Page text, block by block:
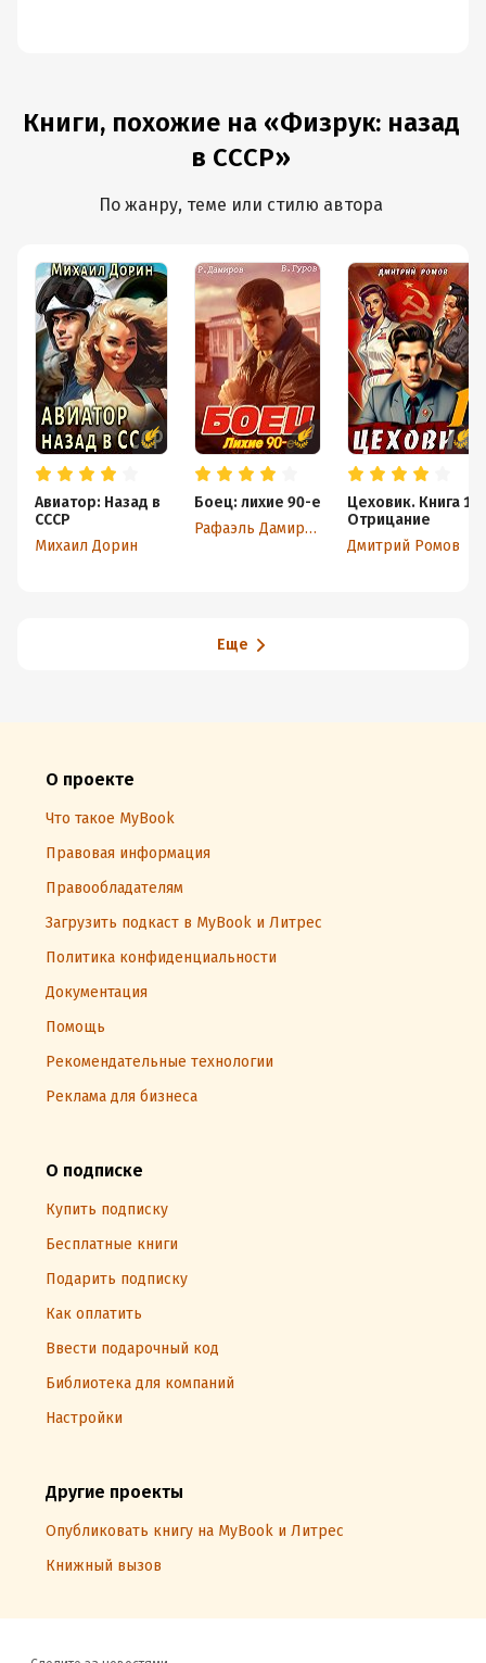
Книги, похожие на «Физрук: назад
в СССР»
По жанру, теме или стилю автора
Авиатор: Назад в
СССР
Михаил Дорин
Боец: лихие 90-е
Рафаэль Дамиров
Цеховик. Книга 1.
Отрицание
Дмитрий Ромов
Еще
О проекте
Что такое MyBook
Правовая информация
Правообладателям
Загрузить подкаст в MyBook и Литрес
Политика конфиденциальности
Документация
Помощь
Рекомендательные технологии
Реклама для бизнеса
О подписке
Купить подписку
Бесплатные книги
Подарить подписку
Как оплатить
Ввести подарочный код
Библиотека для компаний
Настройки
Другие проекты
Опубликовать книгу на MyBook и Литрес
Книжный вызов